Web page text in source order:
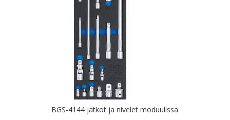
BGS-4144 jatkot ja nivelet moduulissa